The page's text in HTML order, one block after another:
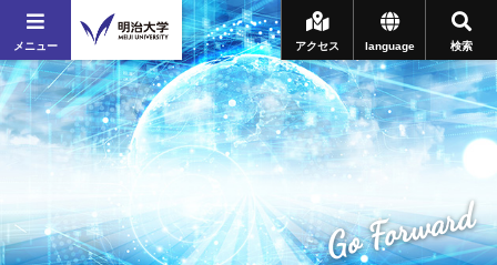
メニュー 検索
language
アクセス
Go Forward